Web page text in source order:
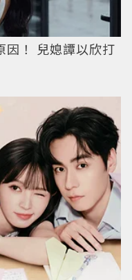
因！ 兒媳譚以欣打